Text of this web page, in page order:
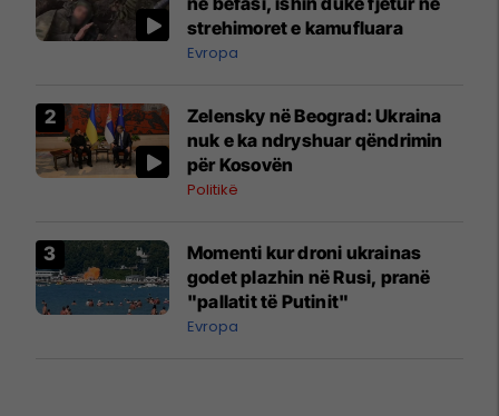
strehimoret e kamufluara
Evropa
Zelensky në Beograd: Ukraina
nuk e ka ndryshuar qëndrimin
për Kosovën
Politikë
Momenti kur droni ukrainas
godet plazhin në Rusi, pranë
"pallatit të Putinit"
Evropa